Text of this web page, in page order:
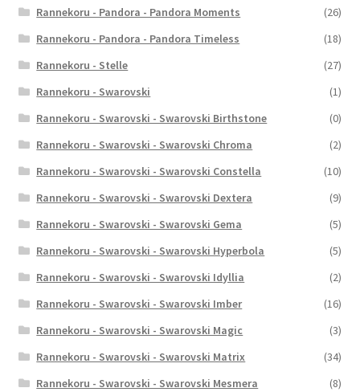
Rannekoru - Pandora - Pandora Moments
(26)
Rannekoru - Pandora - Pandora Timeless
(18)
Rannekoru - Stelle
(27)
Rannekoru - Swarovski
(1)
Rannekoru - Swarovski - Swarovski Birthstone
(0)
Rannekoru - Swarovski - Swarovski Chroma
(2)
Rannekoru - Swarovski - Swarovski Constella
(10)
Rannekoru - Swarovski - Swarovski Dextera
(9)
Rannekoru - Swarovski - Swarovski Gema
(5)
Rannekoru - Swarovski - Swarovski Hyperbola
(5)
Rannekoru - Swarovski - Swarovski Idyllia
(2)
Rannekoru - Swarovski - Swarovski Imber
(16)
Rannekoru - Swarovski - Swarovski Magic
(3)
Rannekoru - Swarovski - Swarovski Matrix
(34)
Rannekoru - Swarovski - Swarovski Mesmera
(8)